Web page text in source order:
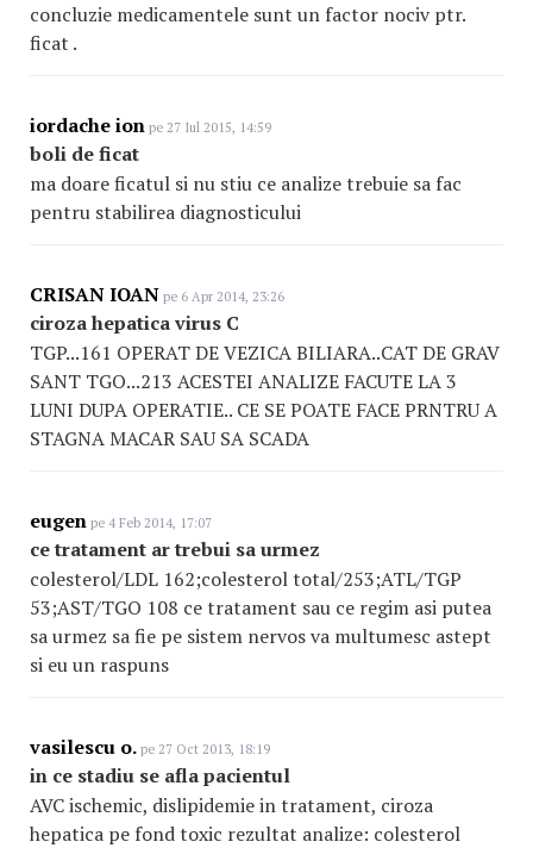
concluzie medicamentele sunt un factor nociv ptr.
ficat .
iordache ion pe 27 Iul 2015, 14:59
boli de ficat
ma doare ficatul si nu stiu ce analize trebuie sa fac
pentru stabilirea diagnosticului
CRISAN IOAN pe 6 Apr 2014, 23:26
ciroza hepatica virus C
TGP...161 OPERAT DE VEZICA BILIARA..CAT DE GRAV
SANT TGO...213 ACESTEI ANALIZE FACUTE LA 3
LUNI DUPA OPERATIE.. CE SE POATE FACE PRNTRU A
STAGNA MACAR SAU SA SCADA
eugen pe 4 Feb 2014, 17:07
ce tratament ar trebui sa urmez
colesterol/LDL 162;colesterol total/253;ATL/TGP
53;AST/TGO 108 ce tratament sau ce regim asi putea
sa urmez sa fie pe sistem nervos va multumesc astept
si eu un raspuns
vasilescu o. pe 27 Oct 2013, 18:19
in ce stadiu se afla pacientul
AVC ischemic, dislipidemie in tratament, ciroza
hepatica pe fond toxic rezultat analize: colesterol